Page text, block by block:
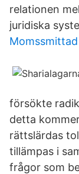
relationen
juridiska
Momssmittad
försökte
detta
rättslärdas
tillämpas i
frågor som